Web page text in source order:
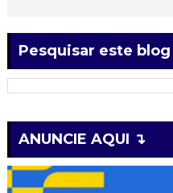
Pesquisar este blog
ANUNCIE AQUI ↴